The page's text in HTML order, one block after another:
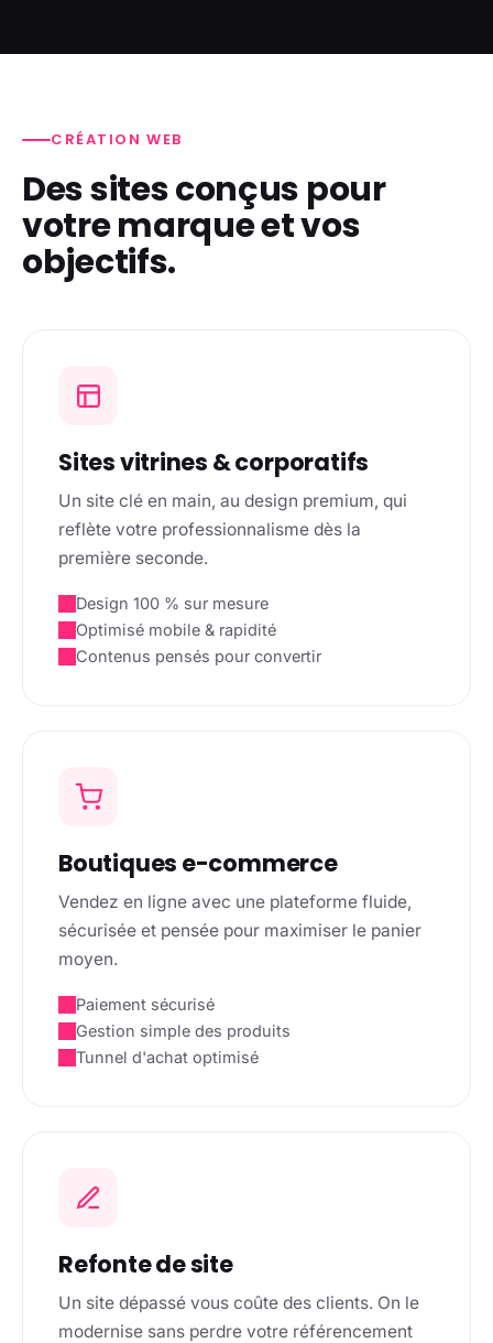
CRÉATION WEB
Des sites conçus pour
votre marque et vos
objectifs.
Sites vitrines & corporatifs
Un site clé en main, au design premium, qui
reflète votre professionnalisme dès la
première seconde.
Design 100 % sur mesure
Optimisé mobile & rapidité
Contenus pensés pour convertir
Boutiques e-commerce
Vendez en ligne avec une plateforme fluide,
sécurisée et pensée pour maximiser le panier
moyen.
Paiement sécurisé
Gestion simple des produits
Tunnel d'achat optimisé
Refonte de site
Un site dépassé vous coûte des clients. On le
modernise sans perdre votre référencement